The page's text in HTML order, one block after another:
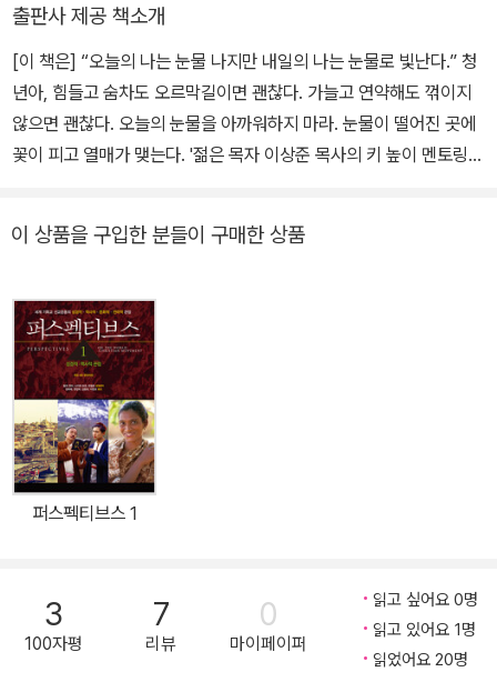
고 믿음의 후배들에게 남기는 인생독본이다. 부디 원석을 깨고 나오
는 보석들이 되기를 바란다. 그동안 철부지 남편을 사랑해 준 아내와
바쁜 아빠를 응원해 준 아들들에게 감사한다. 그리고 미숙한 나를 불
러 주셔서 지금까지 섬기게 해 주신 온누리교회와 고 하용조 목사님
과 이재훈 담임목사님께 감사드린다. 정성스럽게 책을 낼 수 있도록
을 따르도록 안내하는 저자의 깊은 묵상이 탁월하다. 그는 연세대 영
문학과와 장신대 신학대학원(M.Div.)을 졸업했다. 온누리교회 차세
대 사역과 두란노 천만큐티운동본부장으로 섬긴 후 밴쿠버 온누리교
회 담당목사, 온누리교회 대학청년본부장, 양재온누리교회 담당목사
를 거쳐 2023년 분당에 1516교회를 개척했다. 저서로는 「새신자가
「하나님의 관점」, 「균형의 영성」(토기장이), 「윌로우크릭 교회 청소년
출판사 제공 책소개
[이 책은] “오늘의 나는 눈물 나지만 내일의 나는 눈물로 빛난다.” 청
년아, 힘들고 숨차도 오르막길이면 괜찮다. 가늘고 연약해도 꺾이지
않으면 괜찮다. 오늘의 눈물을 아까워하지 마라. 눈물이 떨어진 곳에
꽃이 피고 열매가 맺는다. '젊은 목자 이상준 목사의 키 높이 멘토링!'
원래 힘든 거야! 어차피 보이지 않는 불투명한 미래, 괜히 아등바등 거
해!” [독자의 needs] - 청년의 때를 보내고 있는 젊은이들에게 삶과
신앙의 거리를 좁히는 올바른 멘토링을 전한다. - 세상이 요구하는 거
룩한 기준 앞에 하나님이 뜻하신 거룩한 기준을 제시한다. - 청년의
때 꼭 쌓아야 할 진짜 스펙이 무엇인지 말씀을 통해 명확히 알려준다.
- 다양한 사례와 적절한 멘토링으로 젊은이 사역을 하는 교회, 학교,
단체 등에 도움이 되는 지침을 제공한다.
이 상품을 구입한 분들이 구매한 상품
퍼스펙티브스 1
3
100자평
7
리뷰
0
마이페이퍼
읽고 싶어요 0명
읽고 있어요 1명
읽었어요 20명